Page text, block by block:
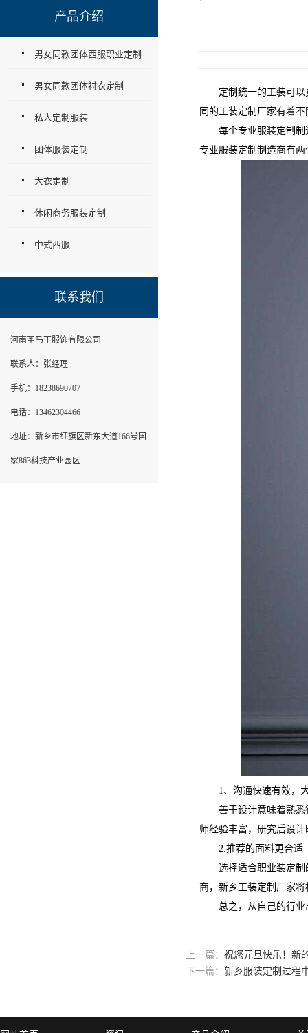
定制统一的工装可以更
同的工装定制厂家有着
每个专业服装定制制造
专业服装定制制造商有两
1、沟通快速有效，大
善于设计意味着熟悉行
师经验丰富，研究后设
2.推荐的面料更合适
选择适合职业装定制的
商，新乡工装定制厂家
总之，从自己的行业出
上一篇： 祝您元旦快乐！新
下一篇： 新乡服装定制过程
产品介绍
男女同款团体西服职业定制
男女同款团体衬衣定制
私人定制服装
团体服装定制
大衣定制
休闲商务服装定制
中式西服
联系我们
河南圣马丁服饰有限公司
联系人：张经理
手机：18238690707
电话：13462304466
地址：新乡市红旗区新东大道166号国
家863科技产业园区